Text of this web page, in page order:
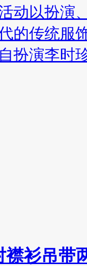
动以扮演
的传统服
扮演李时
衫吊带